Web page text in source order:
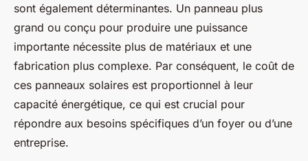
sont également déterminantes. Un panneau plus
grand ou conçu pour produire une puissance
importante nécessite plus de matériaux et une
fabrication plus complexe. Par conséquent, le coût de
ces panneaux solaires est proportionnel à leur
capacité énergétique, ce qui est crucial pour
répondre aux besoins spécifiques d’un foyer ou d’une
entreprise.